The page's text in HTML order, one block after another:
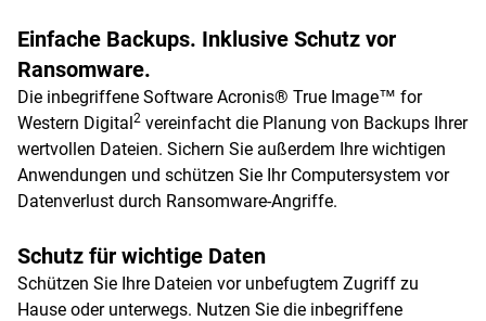
Einfache Backups. Inklusive Schutz vor
Ransomware.
Die inbegriffene Software Acronis® True Image™ for
Western Digital2 vereinfacht die Planung von Backups Ihrer
wertvollen Dateien. Sichern Sie außerdem Ihre wichtigen
Anwendungen und schützen Sie Ihr Computersystem vor
Datenverlust durch Ransomware-Angriffe.
Schutz für wichtige Daten
Schützen Sie Ihre Dateien vor unbefugtem Zugriff zu
Hause oder unterwegs. Nutzen Sie die inbegriffene